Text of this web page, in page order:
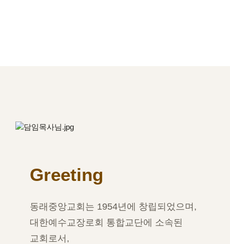
Greeting
동래중앙교회는 1954년에 창립되었으며,
대한예수교장로회 통합교단에 소속된
교회로서,